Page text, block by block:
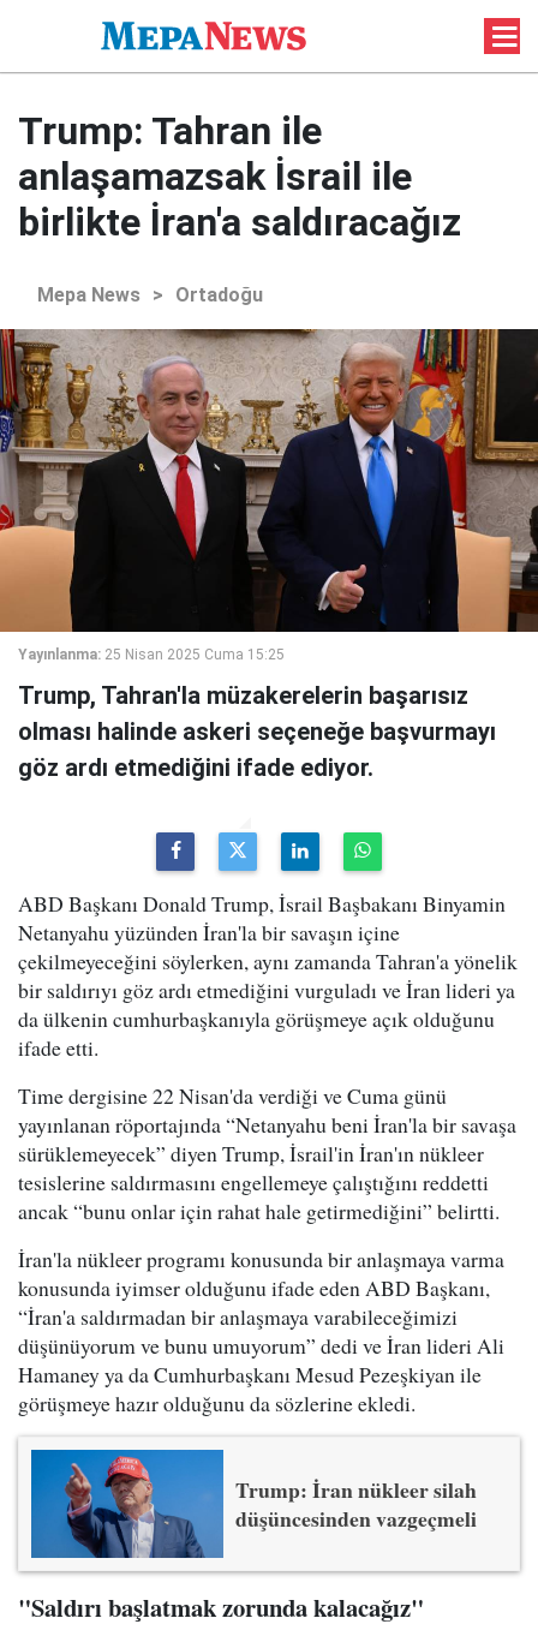
Trump: Tahran ile
anlaşamazsak İsrail ile
birlikte İran'a saldıracağız
Mepa News > Ortadoğu
Yayınlanma: 25 Nisan 2025 Cuma 15:25
Trump, Tahran'la müzakerelerin başarısız
olması halinde askeri seçeneğe başvurmayı
göz ardı etmediğini ifade ediyor.
ABD Başkanı Donald Trump, İsrail Başbakanı Binyamin
Netanyahu yüzünden İran'la bir savaşın içine
çekilmeyeceğini söylerken, aynı zamanda Tahran'a yönelik
bir saldırıyı göz ardı etmediğini vurguladı ve İran lideri ya
da ülkenin cumhurbaşkanıyla görüşmeye açık olduğunu
ifade etti.
Time dergisine 22 Nisan'da verdiği ve Cuma günü
yayınlanan röportajında “Netanyahu beni İran'la bir savaşa
sürüklemeyecek” diyen Trump, İsrail'in İran'ın nükleer
tesislerine saldırmasını engellemeye çalıştığını reddetti
ancak “bunu onlar için rahat hale getirmediğini” belirtti.
İran'la nükleer programı konusunda bir anlaşmaya varma
konusunda iyimser olduğunu ifade eden ABD Başkanı,
“İran'a saldırmadan bir anlaşmaya varabileceğimizi
düşünüyorum ve bunu umuyorum” dedi ve İran lideri Ali
Hamaney ya da Cumhurbaşkanı Mesud Pezeşkiyan ile
görüşmeye hazır olduğunu da sözlerine ekledi.
Trump: İran nükleer silah
düşüncesinden vazgeçmeli
"Saldırı başlatmak zorunda kalacağız"